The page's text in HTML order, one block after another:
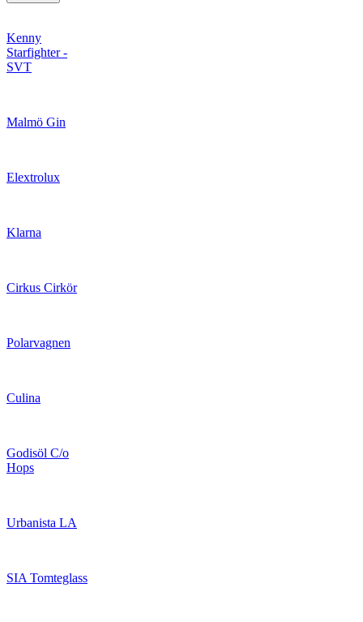
Kenny
Starfighter -
SVT
Malmö Gin
Elextrolux
Klarna
Cirkus Cirkör
Polarvagnen
Culina
Godisöl C/o
Hops
Urbanista LA
SIA Tomteglass